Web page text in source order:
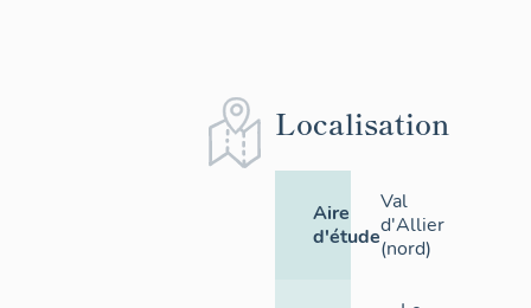
Localisation
Aire
d'étude
Val
d'Allier
(nord)